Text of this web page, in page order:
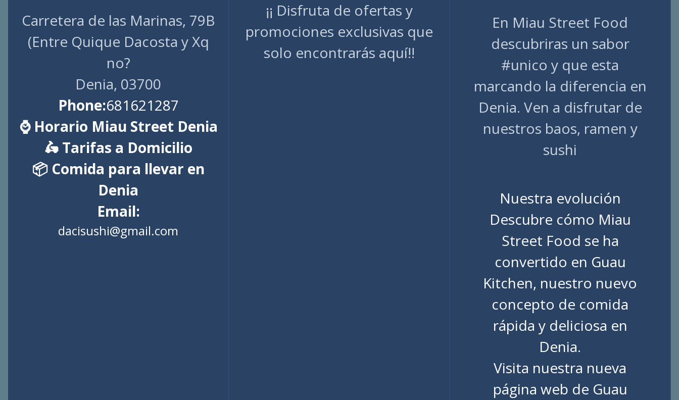
Carretera de las Marinas, 79B
(Entre Quique Dacosta y Xq
no?
Denia, 03700
Phone:681621287
⌚ Horario Miau Street Denia
🛵 Tarifas a Domicilio
📦 Comida para llevar en
Denia
Email:
dacisushi@gmail.com
¡¡ Disfruta de ofertas y
promociones exclusivas que
solo encontrarás aquí!!
En Miau Street Food
descubriras un sabor
#unico y que esta
marcando la diferencia en
Denia. Ven a disfrutar de
nuestros baos, ramen y
sushi
Nuestra evolución
Descubre cómo Miau
Street Food se ha
convertido en Guau
Kitchen, nuestro nuevo
concepto de comida
rápida y deliciosa en
Denia.
Visita nuestra nueva
página web de Guau